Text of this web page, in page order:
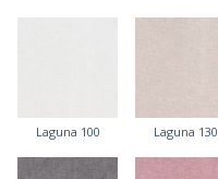
Laguna 100 Laguna 130